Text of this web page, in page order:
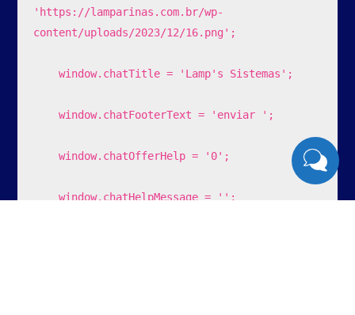
'https://lamparinas.com.br/wp-
content/uploads/2023/12/16.png';
    window.chatTitle = 'Lamp's Sistemas';
    window.chatFooterText = 'enviar ';
    window.chatOfferHelp = '0';
    window.chatHelpMessage = '';